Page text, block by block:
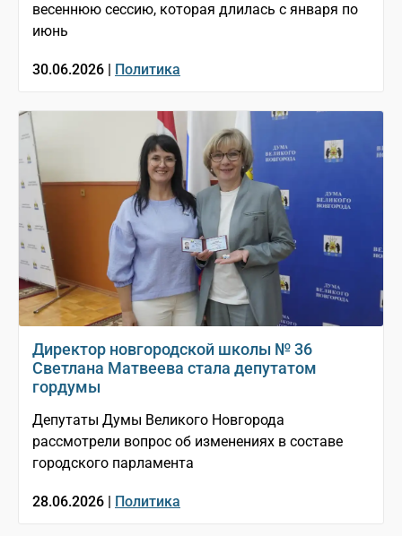
весеннюю сессию, которая длилась с января по
июнь
30.06.2026 | Политика
Директор новгородской школы № 36
Светлана Матвеева стала депутатом
гордумы
Депутаты Думы Великого Новгорода
рассмотрели вопрос об изменениях в составе
городского парламента
28.06.2026 | Политика